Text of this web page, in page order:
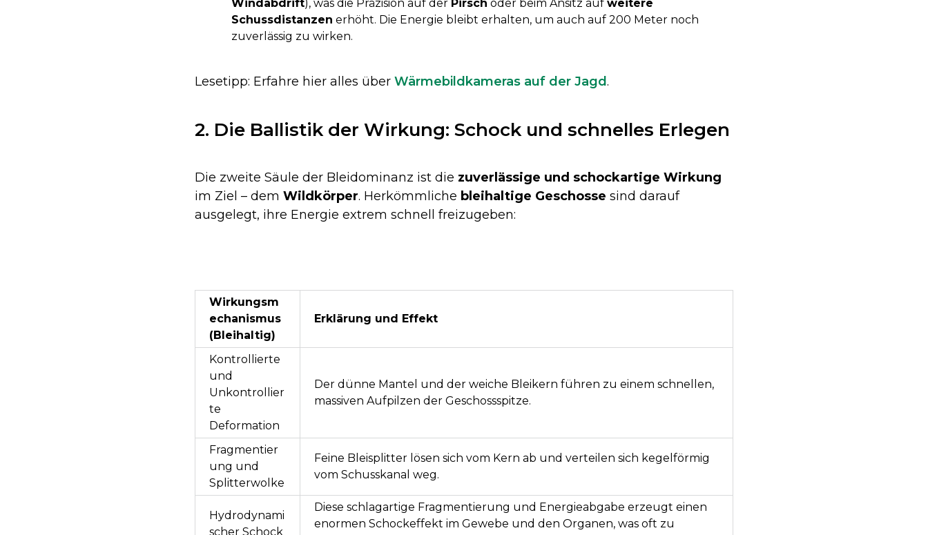
Windabdrift), was die Präzision auf der Pirsch oder beim Ansitz auf weitere
Schussdistanzen erhöht. Die Energie bleibt erhalten, um auch auf 200 Meter noch
zuverlässig zu wirken.
Lesetipp: Erfahre hier alles über Wärmebildkameras auf der Jagd.
2. Die Ballistik der Wirkung: Schock und schnelles Erlegen
Die zweite Säule der Bleidominanz ist die zuverlässige und schockartige Wirkung
im Ziel – dem Wildkörper. Herkömmliche bleihaltige Geschosse sind darauf
ausgelegt, ihre Energie extrem schnell freizugeben:
Wirkungsm
echanismus
(Bleihaltig)
Erklärung und Effekt
Kontrollierte
und
Unkontrollier
te
Deformation
Der dünne Mantel und der weiche Bleikern führen zu einem schnellen,
massiven Aufpilzen der Geschossspitze.
Fragmentier
ung und
Splitterwolke
Feine Bleisplitter lösen sich vom Kern ab und verteilen sich kegelförmig
vom Schusskanal weg.
Hydrodynami
scher Schock
Diese schlagartige Fragmentierung und Energieabgabe erzeugt einen
enormen Schockeffekt im Gewebe und den Organen, was oft zu